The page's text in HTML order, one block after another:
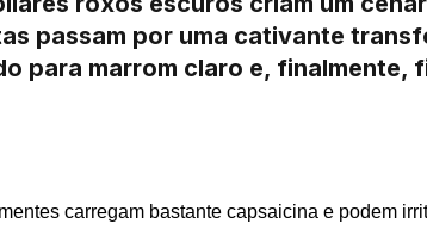
passam por uma cativante
para marrom claro e, finalmente,
carregam bastante capsaicina e podem